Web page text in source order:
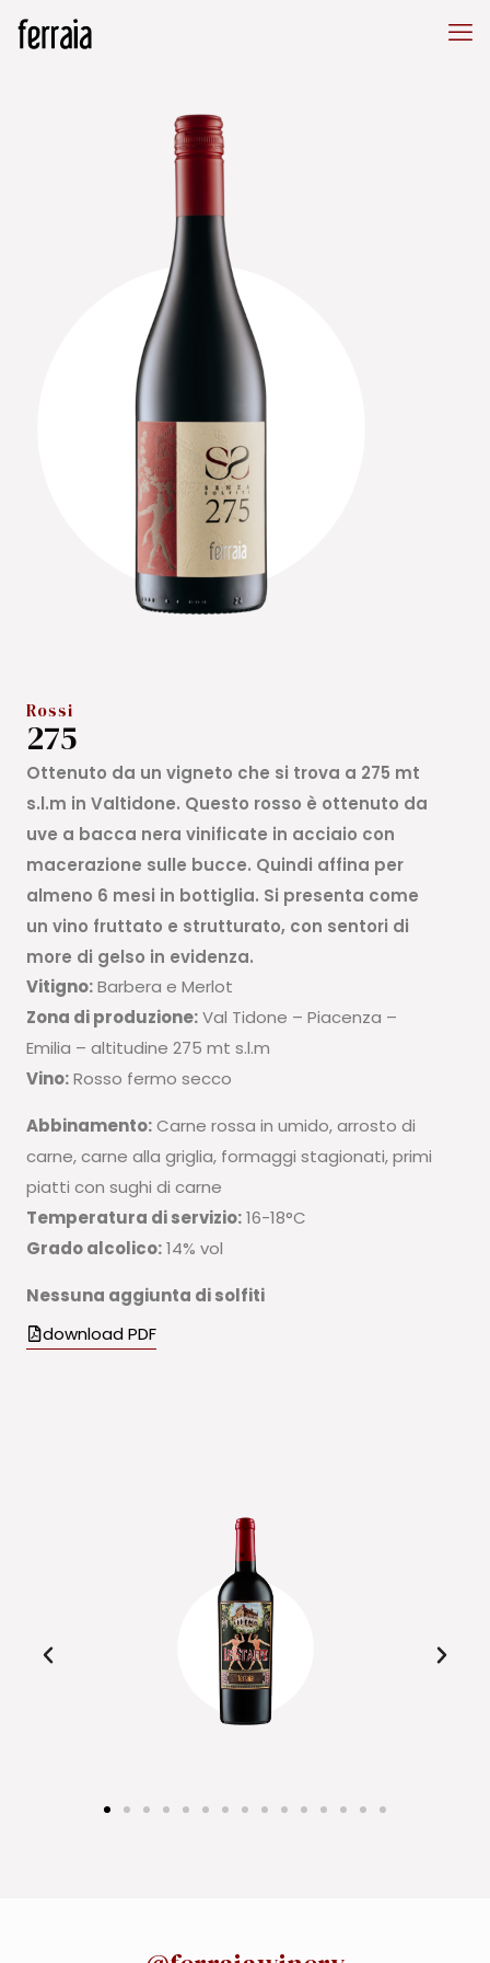
Rossi
275
Ottenuto da un vigneto che si trova a 275 mt
s.l.m in Valtidone. Questo rosso è ottenuto da
uve a bacca nera vinificate in acciaio con
macerazione sulle bucce. Quindi affina per
almeno 6 mesi in bottiglia. Si presenta come
un vino fruttato e strutturato, con sentori di
more di gelso in evidenza.
Vitigno:Barbera e Merlot
Zona di produzione:Val Tidone – Piacenza –
Emilia – altitudine 275 mt s.l.m
Vino:Rosso fermo secco
Abbinamento:Carne rossa in umido, arrosto di
carne, carne alla griglia, formaggi stagionati, primi
piatti con sughi di carne
Temperatura di servizio:16-18°C
Grado alcolico:14% vol
Nessuna aggiunta di solfiti
download PDF